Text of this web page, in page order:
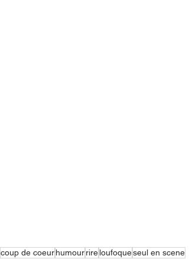
coup de coeurhumourrireloufoqueseul en scene